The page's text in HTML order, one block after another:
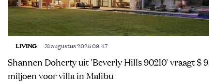
LIVING 31 augustus 2025 09:47
Shannen Doherty uit 'Beverly Hills 90210' vraagt $ 9
miljoen voor villa in Malibu